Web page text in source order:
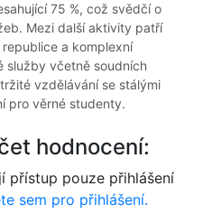
75 %, což svědčí o
Mezi další aktivity patří
a komplexní
služby včetně soudních
vzdělávání se stálými
pro věrné studenty.
hodnocení:
přístup pouze přihlášení
sem pro přihlášení.